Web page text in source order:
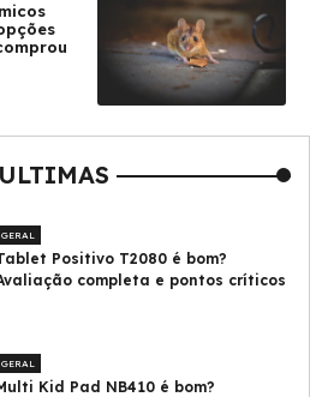
ULTIMAS
GERAL
Positivo T2080 é bom?
completa e pontos críticos
GERAL
Kid Pad NB410 é bom?